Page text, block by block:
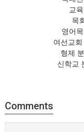
교
목
영어
여선교
형제
신학교
Comments